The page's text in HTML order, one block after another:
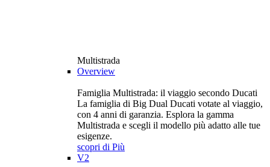
Multistrada
Overview
Famiglia Multistrada: il viaggio secondo Ducati
La famiglia di Big Dual Ducati votate al viaggio,
con 4 anni di garanzia. Esplora la gamma
Multistrada e scegli il modello più adatto alle tue
esigenze.
scopri di Più
V2